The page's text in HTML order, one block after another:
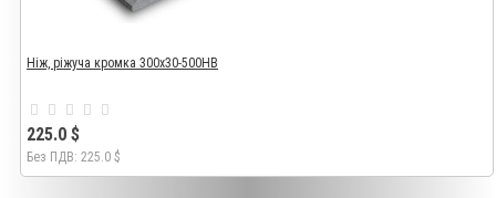
Ніж, ріжуча кромка 300x30-500HB
225.0 $
Без ПДВ: 225.0 $